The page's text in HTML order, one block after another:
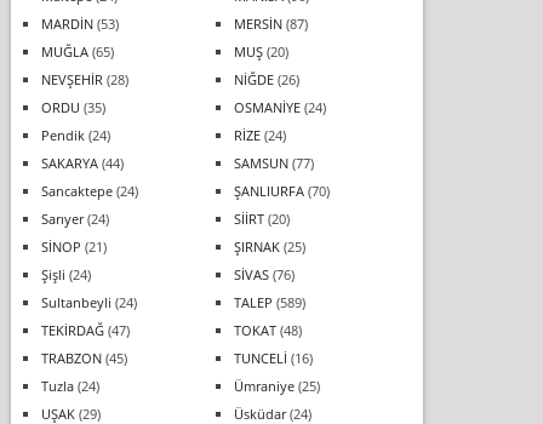
MARDİN(53) MERSİN(87)
MUĞLA(65) MUŞ(20)
NEVŞEHİR (28) NİĞDE(26)
ORDU (35) OSMANİYE(24)
Pendik(24) RİZE(24)
SAKARYA(44) SAMSUN(77)
Sancaktepe(24) ŞANLIURFA(70)
Sarıyer(24) SİİRT(20)
SİNOP (21) ŞIRNAK(25)
Şişli (24) SİVAS(76)
Sultanbeyli (24) TALEP (589)
TEKİRDAĞ(47) TOKAT(48)
TRABZON(45) TUNCELİ (16)
Tuzla(24) Ümraniye(25)
UŞAK(29) Üsküdar(24)